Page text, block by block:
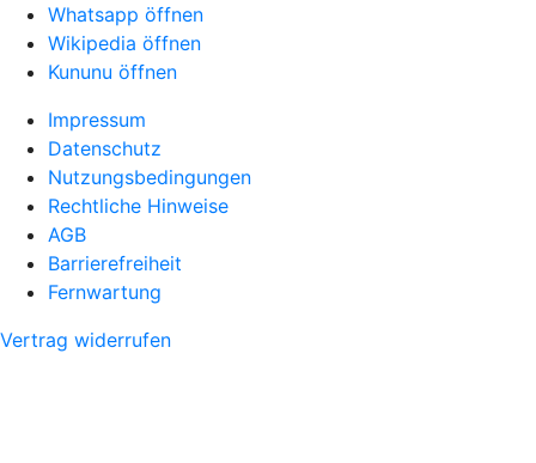
Whatsapp öffnen
Wikipedia öffnen
Kununu öffnen
Impressum
Datenschutz
Nutzungsbedingungen
Rechtliche Hinweise
AGB
Barrierefreiheit
Fernwartung
Vertrag widerrufen